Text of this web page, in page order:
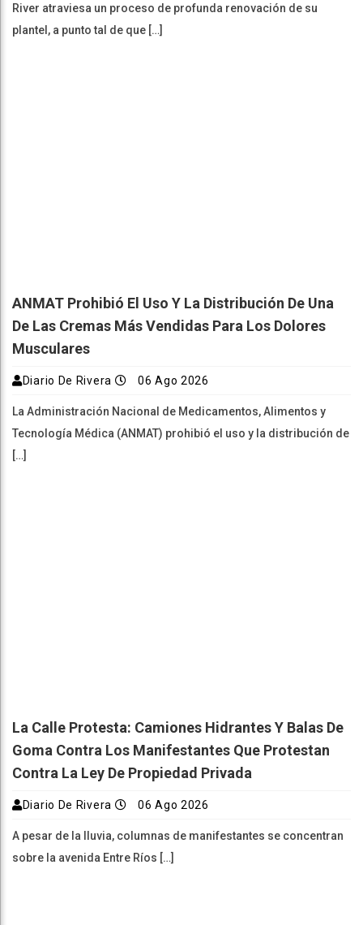
River atraviesa un proceso de profunda renovación de su
plantel, a punto tal de que […]
ANMAT Prohibió El Uso Y La Distribución De Una
De Las Cremas Más Vendidas Para Los Dolores
Musculares
Diario De Rivera 06 Ago 2026
La Administración Nacional de Medicamentos, Alimentos y
Tecnología Médica (ANMAT) prohibió el uso y la distribución de
[…]
La Calle Protesta: Camiones Hidrantes Y Balas De
Goma Contra Los Manifestantes Que Protestan
Contra La Ley De Propiedad Privada
Diario De Rivera 06 Ago 2026
A pesar de la lluvia, columnas de manifestantes se concentran
sobre la avenida Entre Ríos […]